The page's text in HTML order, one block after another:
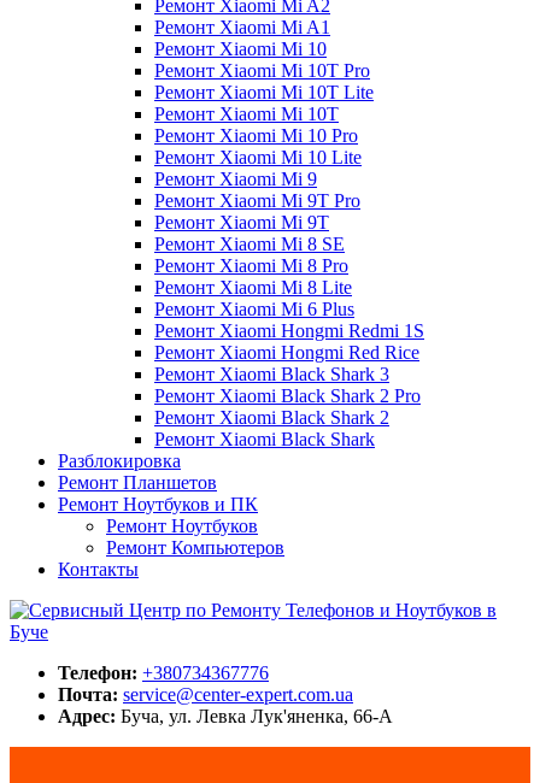
Ремонт Xiaomi Mi A2
Ремонт Xiaomi Mi A1
Ремонт Xiaomi Mi 10
Ремонт Xiaomi Mi 10T Pro
Ремонт Xiaomi Mi 10T Lite
Ремонт Xiaomi Mi 10T
Ремонт Xiaomi Mi 10 Pro
Ремонт Xiaomi Mi 10 Lite
Ремонт Xiaomi Mi 9
Ремонт Xiaomi Mi 9T Pro
Ремонт Xiaomi Mi 9T
Ремонт Xiaomi Mi 8 SE
Ремонт Xiaomi Mi 8 Pro
Ремонт Xiaomi Mi 8 Lite
Ремонт Xiaomi Mi 6 Plus
Ремонт Xiaomi Hongmi Redmi 1S
Ремонт Xiaomi Hongmi Red Rice
Ремонт Xiaomi Black Shark 3
Ремонт Xiaomi Black Shark 2 Pro
Ремонт Xiaomi Black Shark 2
Ремонт Xiaomi Black Shark
Разблокировка
Ремонт Планшетов
Ремонт Ноутбуков и ПК
Ремонт Ноутбуков
Ремонт Компьютеров
Контакты
Сервисный Центр по Ремонту Телефонов и Ноутбуков в Буче
Center-Expert.com.ua
Телефон: +380734367776
Почта: service@center-expert.com.ua
Адрес: Буча, ул. Левка Лук'яненка, 66-А